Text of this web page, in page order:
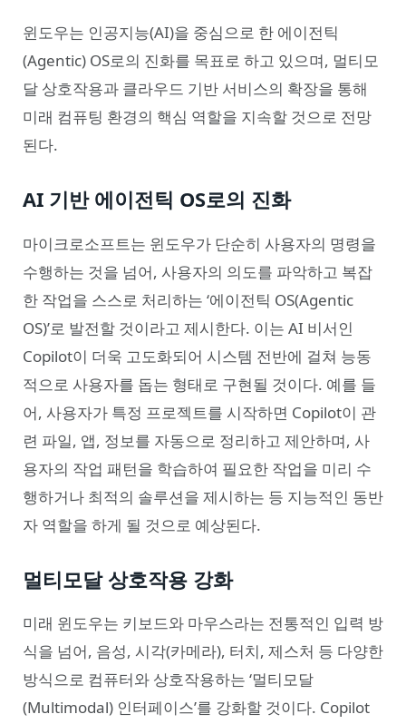
윈도우는 인공지능(AI)을 중심으로 한 에이전틱
(Agentic) OS로의 진화를 목표로 하고 있으며, 멀티모
달 상호작용과 클라우드 기반 서비스의 확장을 통해
미래 컴퓨팅 환경의 핵심 역할을 지속할 것으로 전망
된다.
AI 기반 에이전틱 OS로의 진화
마이크로소프트는 윈도우가 단순히 사용자의 명령을
수행하는 것을 넘어, 사용자의 의도를 파악하고 복잡
한 작업을 스스로 처리하는 ‘에이전틱 OS(Agentic
OS)’로 발전할 것이라고 제시한다. 이는 AI 비서인
Copilot이 더욱 고도화되어 시스템 전반에 걸쳐 능동
적으로 사용자를 돕는 형태로 구현될 것이다. 예를 들
어, 사용자가 특정 프로젝트를 시작하면 Copilot이 관
련 파일, 앱, 정보를 자동으로 정리하고 제안하며, 사
용자의 작업 패턴을 학습하여 필요한 작업을 미리 수
행하거나 최적의 솔루션을 제시하는 등 지능적인 동반
자 역할을 하게 될 것으로 예상된다.
멀티모달 상호작용 강화
미래 윈도우는 키보드와 마우스라는 전통적인 입력 방
식을 넘어, 음성, 시각(카메라), 터치, 제스처 등 다양한
방식으로 컴퓨터와 상호작용하는 ‘멀티모달
(Multimodal) 인터페이스’를 강화할 것이다. Copilot